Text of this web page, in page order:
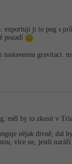
ji to png s
pozadí
nastavenou gravitaci.
měl by to zkusit v
nějak divně, dal
více ne, jestli naráží